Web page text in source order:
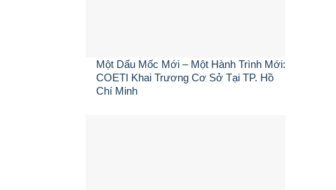
Một Dấu Mốc Mới – Một Hành Trình Mới:
COETI Khai Trương Cơ Sở Tại TP. Hồ
Chí Minh